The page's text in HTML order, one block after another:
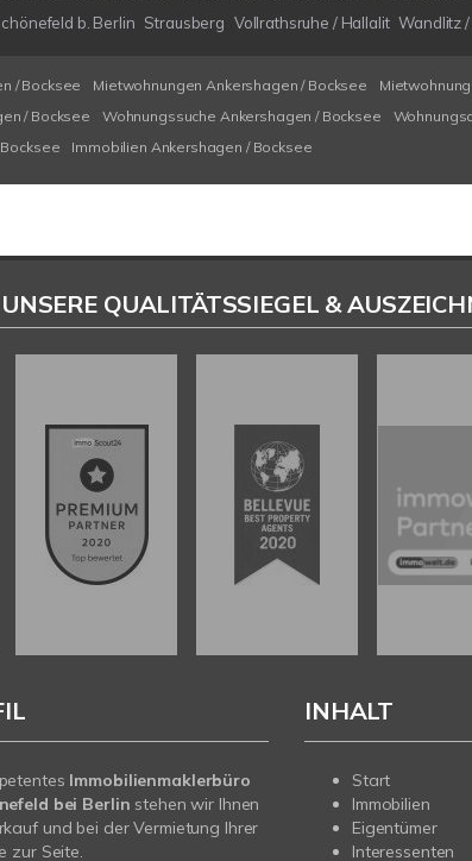
b. Berlin Strausberg Vollrathsruhe / Hallalit Wandlitz
/ Bocksee Mietwohnungen Ankershagen / Bocksee
/ Bocksee Wohnungssuche Ankershagen / Bocksee
Immobilien Ankershagen / Bocksee
UNSERE QUALITÄTSSIEGEL &
Immobilienmaklerbüro
bei Berlin stehen wir Ihnen
und bei der Vermietung Ihrer
zur Seite.
INHALT
Start
Immobilien
Eigentümer
Interessenten